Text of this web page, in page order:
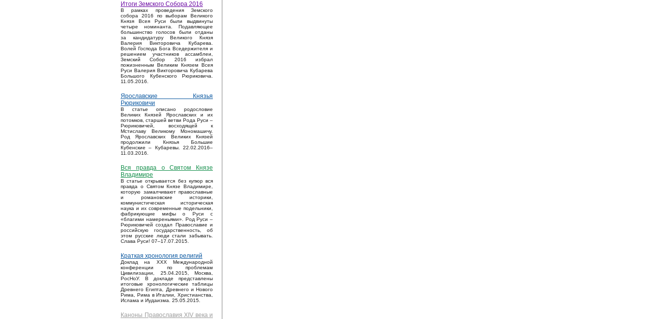
Итоги Земского Собора 2016
В рамках проведения Земского
собора 2016 по выборам Великого
Князя Всея Руси были выдвинуты
четыре номинанта. Подавляющее
большинство голосов были отданы
за кандидатуру Великого Князя
Валерия Викторовича Кубарева.
Волей Господа Бога Вседержителя и
решением участников ассамблеи,
Земский Собор 2016 избрал
пожизненным Великим Князем Всея
Руси Валерия Викторовича Кубарева
Большого Кубенского Рюриковича.
11.05.2016.
Ярославские Князья
Рюриковичи
В статье описано родословие
Великих Князей Ярославских и их
потомков, старшей ветви Рода Руси –
Рюриковичей, восходящей к
Мстиславу Великому Мономашичу.
Род Ярославских Великих Князей
продолжили Князья Большие
Кубенские – Кубаревы. 22.02.2016–
11.03.2016.
Вся правда о Святом Князе
Владимире
В статье открывается без купюр вся
правда о Святом Князе Владимире,
которую замалчивают православные
и романовские историки,
коммунистическая историческая
наука и их современные подельники,
фабрикующие мифы о Руси с
«благими намереньями». Род Руси –
Рюриковичей создал Православие и
российскую государственность, об
этом русские люди стали забывать.
Слава Руси! 07–17.07.2015.
Краткая хронология религий
Доклад на XXX Международной
конференции по проблемам
Цивилизации, 25.04.2015, Москва,
РосНоУ. В докладе представлены
итоговые хронологические таблицы
Древнего Египта, Древнего и Нового
Рима, Рима в Италии, Христианства,
Ислама и Иудаизма. 25.05.2015.
Каноны Православия XIV века и